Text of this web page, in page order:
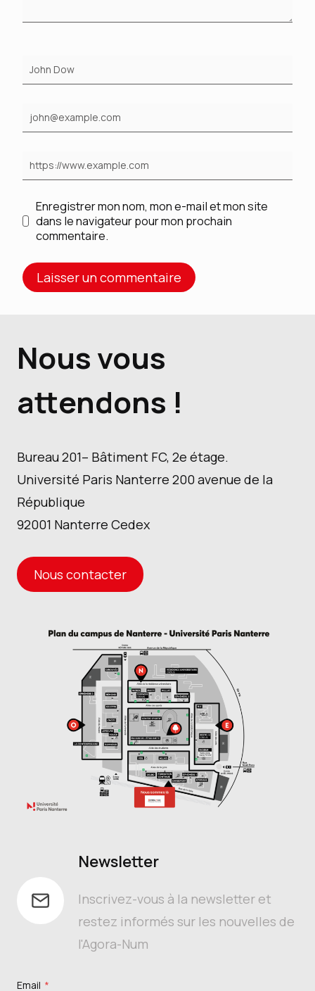
Enregistrer mon nom, mon e-mail et mon site
dans le navigateur pour mon prochain
commentaire.
Nous vous
attendons !
Bureau 201– Bâtiment FC, 2e étage.
Université Paris Nanterre 200 avenue de la
République
92001 Nanterre Cedex
Nous contacter
Newsletter
Inscrivez-vous à la newsletter et
restez informés sur les nouvelles de
l'Agora-Num
Email *